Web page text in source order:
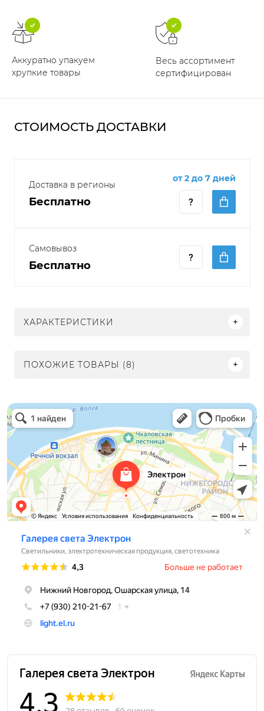
Аккуратно упакуем
хрупкие товары
Весь ассортимент
сертифицирован
СТОИМОСТЬ ДОСТАВКИ
Доставка в регионы
Бесплатно
от 2 до 7 дней
Самовывоз
Бесплатно
ХАРАКТЕРИСТИКИ
ПОХОЖИЕ ТОВАРЫ (8)
Электрон
Светильники в Нижнем Новгороде
Электротехническая продукция в Нижнем Новгороде